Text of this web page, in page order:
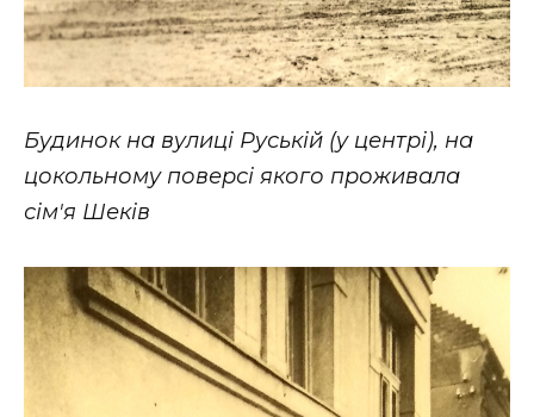
Будинок на вулиці Руській (у центрі), на
цокольному поверсі якого проживала
сім'я Шеків